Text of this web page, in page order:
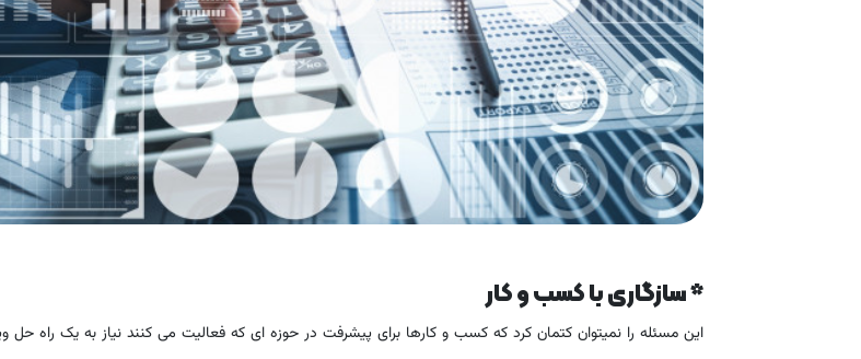
* سازگاری با کسب و کار
این مسئله را نمیتوان کتمان کرد که کسب و کارها برای پیشرفت در حوزه ای که فعالیت می کنند نیاز به یک راه حل